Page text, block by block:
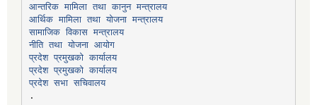
आन्तरिक मामिला तथा कानुन मन्त्रालय
आर्थिक मामिला तथा योजना मन्त्रालय
सामाजिक विकास मन्त्रालय
नीति तथा योजना आयोग
प्रदेश प्रमुखको कार्यालय
प्रदेश प्रमुखको कार्यालय
प्रदेश सभा सचिवालय